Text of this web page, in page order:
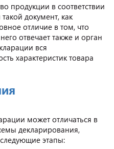
продукции в соответствии
документ, как
отличие в том, что
отвечает также и орган
вся
характеристик товара
может отличаться в
декларирования,
этапы: